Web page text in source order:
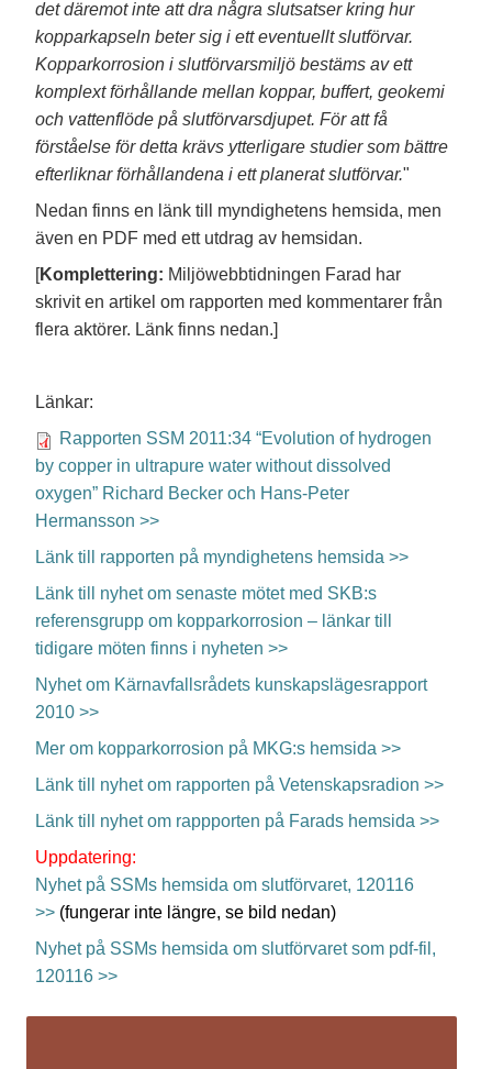
det däremot inte att dra några slutsatser kring hur
kopparkapseln beter sig i ett eventuellt slutförvar.
Kopparkorrosion i slutförvarsmiljö bestäms av ett
komplext förhållande mellan koppar, buffert, geokemi
och vattenflöde på slutförvarsdjupet. För att få
förståelse för detta krävs ytterligare studier som bättre
efterliknar förhållandena i ett planerat slutförvar."
Nedan finns en länk till myndighetens hemsida, men
även en PDF med ett utdrag av hemsidan.
[Komplettering: Miljöwebbtidningen Farad har
skrivit en artikel om rapporten med kommentarer från
flera aktörer. Länk finns nedan.]
Länkar:
Rapporten SSM 2011:34 “Evolution of hydrogen
by copper in ultrapure water without dissolved
oxygen” Richard Becker och Hans-Peter
Hermansson >>
Länk till rapporten på myndighetens hemsida >>
Länk till nyhet om senaste mötet med SKB:s
referensgrupp om kopparkorrosion – länkar till
tidigare möten finns i nyheten >>
Nyhet om Kärnavfallsrådets kunskapslägesrapport
2010 >>
Mer om kopparkorrosion på MKG:s hemsida >>
Länk till nyhet om rapporten på Vetenskapsradion >>
Länk till nyhet om rappporten på Farads hemsida >>
Uppdatering:
Nyhet på SSMs hemsida om slutförvaret, 120116
>> (fungerar inte längre, se bild nedan)
Nyhet på SSMs hemsida om slutförvaret som pdf-fil,
120116 >>